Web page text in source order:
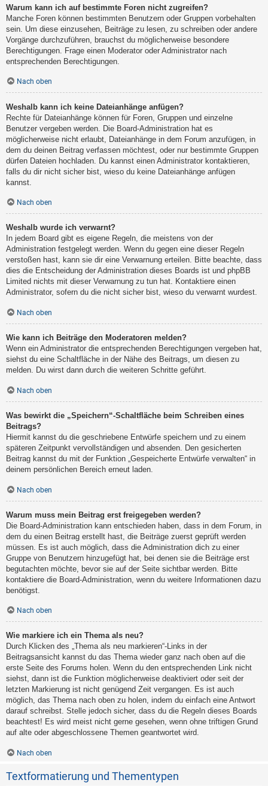
Warum kann ich auf bestimmte Foren nicht zugreifen?
Manche Foren können bestimmten Benutzern oder Gruppen vorbehalten
sein. Um diese einzusehen, Beiträge zu lesen, zu schreiben oder andere
Vorgänge durchzuführen, brauchst du möglicherweise besondere
Berechtigungen. Frage einen Moderator oder Administrator nach
entsprechenden Berechtigungen.
Nach oben
Weshalb kann ich keine Dateianhänge anfügen?
Rechte für Dateianhänge können für Foren, Gruppen und einzelne
Benutzer vergeben werden. Die Board-Administration hat es
möglicherweise nicht erlaubt, Dateianhänge in dem Forum anzufügen, in
dem du deinen Beitrag verfassen möchtest, oder nur bestimmte Gruppen
dürfen Dateien hochladen. Du kannst einen Administrator kontaktieren,
falls du dir nicht sicher bist, wieso du keine Dateianhänge anfügen
kannst.
Nach oben
Weshalb wurde ich verwarnt?
In jedem Board gibt es eigene Regeln, die meistens von der
Administration festgelegt werden. Wenn du gegen eine dieser Regeln
verstoßen hast, kann sie dir eine Verwarnung erteilen. Bitte beachte, dass
dies die Entscheidung der Administration dieses Boards ist und phpBB
Limited nichts mit dieser Verwarnung zu tun hat. Kontaktiere einen
Administrator, sofern du die nicht sicher bist, wieso du verwarnt wurdest.
Nach oben
Wie kann ich Beiträge den Moderatoren melden?
Wenn ein Administrator die entsprechenden Berechtigungen vergeben hat,
siehst du eine Schaltfläche in der Nähe des Beitrags, um diesen zu
melden. Du wirst dann durch die weiteren Schritte geführt.
Nach oben
Was bewirkt die „Speichern“-Schaltfläche beim Schreiben eines
Beitrags?
Hiermit kannst du die geschriebene Entwürfe speichern und zu einem
späteren Zeitpunkt vervollständigen und absenden. Den gesicherten
Beitrag kannst du mit der Funktion „Gespeicherte Entwürfe verwalten“ in
deinem persönlichen Bereich erneut laden.
Nach oben
Warum muss mein Beitrag erst freigegeben werden?
Die Board-Administration kann entschieden haben, dass in dem Forum, in
dem du einen Beitrag erstellt hast, die Beiträge zuerst geprüft werden
müssen. Es ist auch möglich, dass die Administration dich zu einer
Gruppe von Benutzern hinzugefügt hat, bei denen sie die Beiträge erst
begutachten möchte, bevor sie auf der Seite sichtbar werden. Bitte
kontaktiere die Board-Administration, wenn du weitere Informationen dazu
benötigst.
Nach oben
Wie markiere ich ein Thema als neu?
Durch Klicken des „Thema als neu markieren“-Links in der
Beitragsansicht kannst du das Thema wieder ganz nach oben auf die
erste Seite des Forums holen. Wenn du den entsprechenden Link nicht
siehst, dann ist die Funktion möglicherweise deaktiviert oder seit der
letzten Markierung ist nicht genügend Zeit vergangen. Es ist auch
möglich, das Thema nach oben zu holen, indem du einfach eine Antwort
darauf schreibst. Stelle jedoch sicher, dass du die Regeln dieses Boards
beachtest! Es wird meist nicht gerne gesehen, wenn ohne triftigen Grund
auf alte oder abgeschlossene Themen geantwortet wird.
Nach oben
Textformatierung und Thementypen